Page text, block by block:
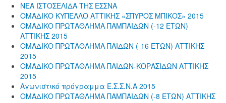
ΝΕΑ ΙΣΤΟΣΕΛΙΔΑ ΤΗΣ ΕΣΣΝΑ
ΟΜΑΔΙΚΟ ΚΥΠΕΛΛΟ ΑΤΤΙΚΗΣ «ΣΠΥΡΟΣ ΜΠΙΚΟΣ» 2015
ΟΜΑΔΙΚΟ ΠΡΩΤΑΘΛΗΜΑ ΠΑΜΠΑΙΔΩΝ (-12 ΕΤΩΝ)
ΑΤΤΙΚΗΣ 2015
ΟΜΑΔΙΚΟ ΠΡΩΤΑΘΛΗΜΑ ΠΑΙΔΩΝ (-16 ΕΤΩΝ) ΑΤΤΙΚΗΣ
2015
ΟΜΑΔΙΚΟ ΠΡΩΤΑΘΛΗΜΑ ΠΑΙΔΩΝ-ΚΟΡΑΣΙΔΩΝ ΑΤΤΙΚΗΣ
2015
Αγωνιστικό πρόγραμμα Ε.Σ.Σ.Ν.Α 2015
ΟΜΑΔΙΚΟ ΠΡΩΤΑΘΛΗΜΑ ΠΑΜΠΑΙΔΩΝ (-8 ΕΤΩΝ) ΑΤΤΙΚΗΣ